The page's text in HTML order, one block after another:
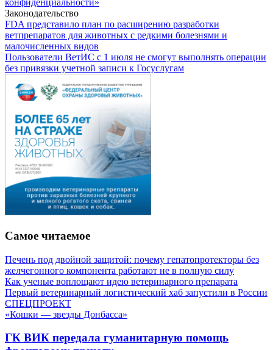
Законодательство
FDA представило план по расширению разработки
ветпрепаратов для животных с редкими болезнями и
малочисленных видов
Пользователи ВетИС с 1 июля не смогут выполнять операции
без привязки учетной записи к Госуслугам
Самое читаемое
Печень под двойной защитой: почему гепатопротекторы без
желчегонного компонента работают не в полную силу
Как ученые воплощают идею ветеринарного препарата
Первый ветеринарный логистический хаб запустили в России
СПЕЦПРОЕКТ
«Кошки — звезды Донбасса»
ГК ВИК передала гуманитарную помощь